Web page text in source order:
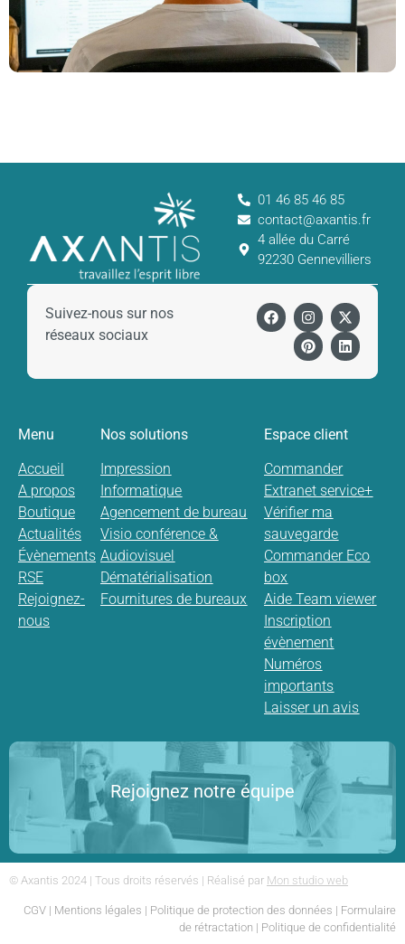
01 46 85 46 85
contact@axantis.fr
4 allée du Carré
92230 Gennevilliers
Suivez-nous sur nos
réseaux sociaux
Menu
Accueil
A propos
Boutique
Actualités
Évènements
RSE
Rejoignez-
nous
Nos solutions
Impression
Informatique
Agencement de bureau
Visio conférence &
Audiovisuel
Dématérialisation
Fournitures de bureaux
Espace client
Commander
Extranet service+
Vérifier ma
sauvegarde
Commander Eco
box
Aide Team viewer
Inscription
évènement
Numéros
importants
Laisser un avis
Rejoignez notre équipe
© Axantis 2024 | Tous droits réservés | Réalisé par Mon studio web
CGV | Mentions légales | Politique de protection des données | Formulaire
de rétractation | Politique de confidentialité